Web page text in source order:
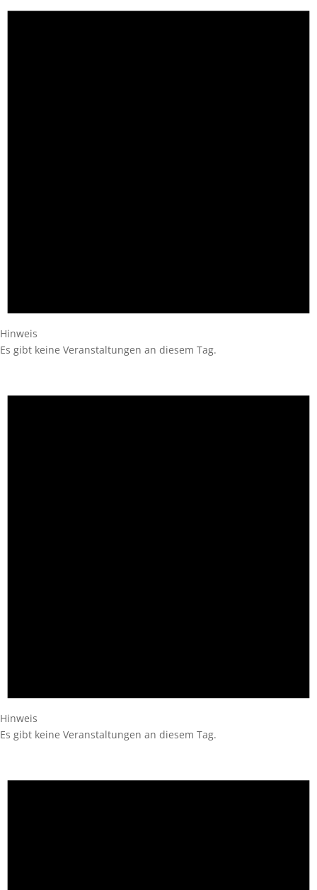
Hinweis
Es gibt keine Veranstaltungen an diesem Tag.
Hinweis
Es gibt keine Veranstaltungen an diesem Tag.